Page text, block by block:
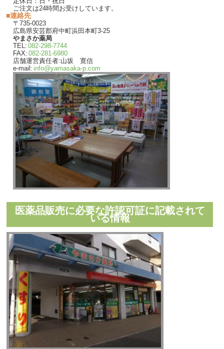
ご注文は24時間お受けしています。
■連絡先
〒735-0023
広島県安芸郡府中町浜田本町3-25
やまさか薬局
TEL: 082-298-7744
FAX: 082-281-6980
店舗運営責任者:山坂 寛信
e-mail: info@yamasaka-p.com
医薬品販売に必要な許認可証に記載されて
いる情報